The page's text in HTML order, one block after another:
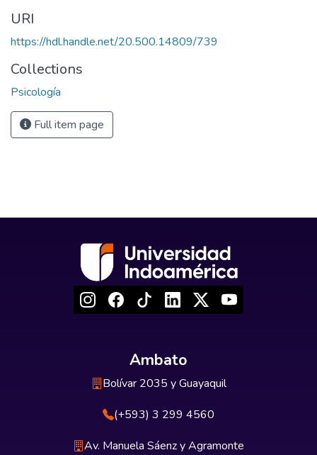
URI
https://hdl.handle.net/20.500.14809/739
Collections
Psicología
Full item page
Ambato
Bolívar 2035 y Guayaquil
(+593) 3 299 4560
Av. Manuela Sáenz y Agramonte